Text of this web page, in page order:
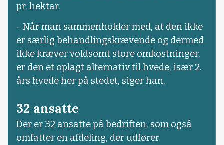
pr. hektar.
- Når man sammenholder med, at den ikke
er særlig behandlingskrævende og dermed
ikke kræver voldsomt store omkostninger,
er den et oplagt alternativ til hvede, især 2.
års hvede her på stedet, siger han.
32 ansatte
Der er 32 ansatte på bedriften, som også
omfatter en afdeling, der udfører